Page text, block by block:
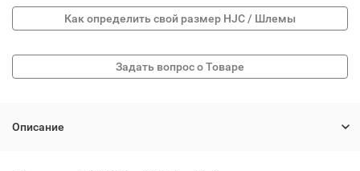
Как определить свой размер HJC / Шлемы
Описание